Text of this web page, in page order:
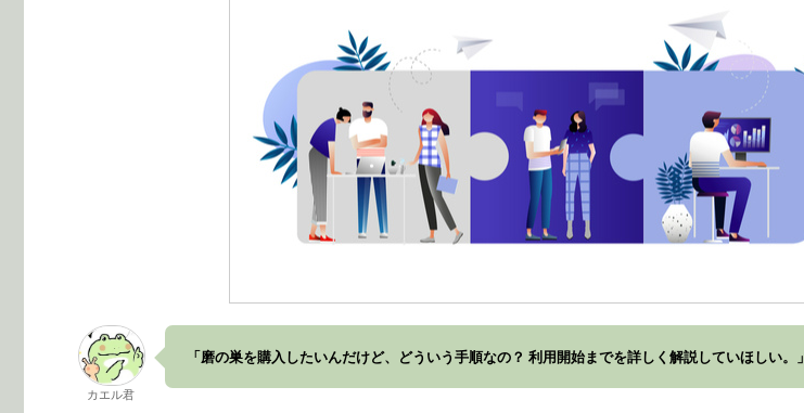
カエル君
「磨の巣を購入したいんだけど、どういう手順なの？ 利用開始までを詳しく解説していほしい。」